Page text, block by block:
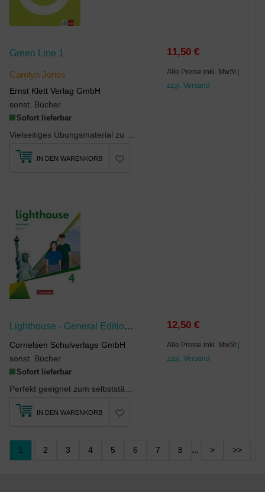
Green Line 1
Carolyn Jones
Ernst Klett Verlag GmbH
sonst. Bücher
Sofort lieferbar
11,50 €
Alle Preise inkl. MwSt |
zzgl. Versand
IN DEN WARENKORB
Lighthouse - General Edition - Band 4: 8. Schuljahr
Cornelsen Schulverlage GmbH
sonst. Bücher
Sofort lieferbar
12,50 €
Alle Preise inkl. MwSt |
zzgl. Versand
IN DEN WARENKORB
1 2 3 4 5 6 7 8 ... > >>